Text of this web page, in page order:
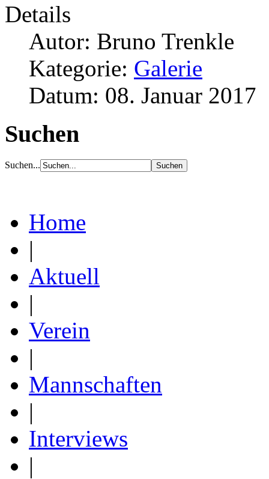
Details
Autor: Bruno Trenkle
Kategorie: Galerie
Datum: 08. Januar 2017
Suchen
Suchen...
Home
|
Aktuell
|
Verein
|
Mannschaften
|
Interviews
|